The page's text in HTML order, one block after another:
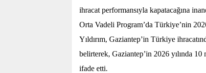
ihracat performansıyla kapatacağına
Orta Vadeli Program’da Türkiye’nin
Yıldırım, Gaziantep’in Türkiye
belirterek, Gaziantep’in 2026 yılında
ifade etti.